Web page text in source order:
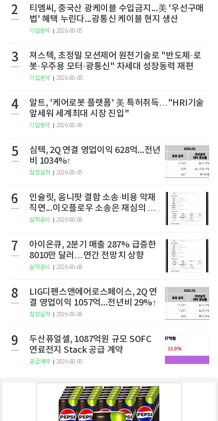
2
티엠씨, 중국산 광케이블 수입금지...美 '우선구매
법' 혜택 누린다...광통신 케이블 현지 생산
기업분석 2026-08-05
3
져스텍, 초정밀 모션제어 원천기술로 "반도체·로
봇·우주용 모터·광통신" 차세대 성장동력 재편
기업분석 2026-08-05
4
알트, '케어로봇 플랫폼' 美 특허취득…"HRI기술
앞세워 세계최대 시장 진입"
기업분석 2026-08-06
5
심텍, 2Q 연결 영업이익 628억...전년
비 1034%↑
잠정실적 2026-08-05
6
인슐릿, 옴니팟 결함 소송·비용 악재
직면...이오플로우 소송은 재심의 청
구
실적공시 2026-08-06
7
아이온큐, 2분기 매출 287% 급증한
8010만 달러…연간 전망치 상향
실적공시 2026-08-06
8
LIG디펜스앤에어로스페이스, 2Q 연
결 영업이익 1057억...전년비 29%↑
잠정실적 2026-08-06
9
두산퓨얼셀, 1087억원 규모 SOFC
연료전지 Stack 공급 계약
공급계약 2026-08-05